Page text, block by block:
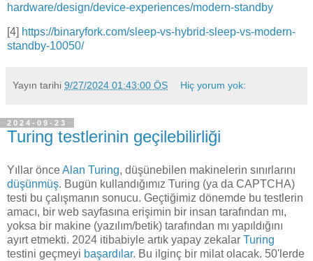
hardware/design/device-experiences/modern-standby
[4] https://binaryfork.com/sleep-vs-hybrid-sleep-vs-modern-
standby-10050/
Yayın tarihi 9/27/2024 01:43:00 ÖS Hiç yorum yok:
2024-09-23
Turing testlerinin geçilebilirliği
Yıllar önceAlan Turing, düşünebilen makinelerin sınırlarını
düşünmüş. Bugün kullandığımız Turing (ya da CAPTCHA)
testi bu çalışmanın sonucu. Geçtiğimiz dönemde bu testlerin
amacı, bir web sayfasına erişimin bir insan tarafından mı,
yoksa bir makine (yazılım/betik) tarafından mı yapıldığını
ayırt etmekti. 2024 itibabiyle artık yapay zekalar Turing
testini geçmeyi başardılar. Bu ilginç bir milat olacak. 50'lerde